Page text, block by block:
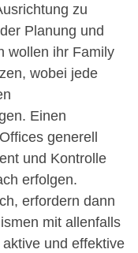
zu
Planung und
wollen ihr Family
wobei jede
Einen
generell
und Kontrolle
erfolgen.
erfordern dann
mit allenfalls
und effektive